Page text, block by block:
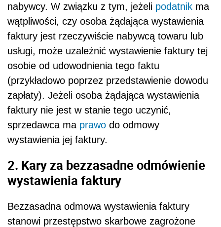
nabywcy. W związku z tym, jeżeli podatnik ma
wątpliwości, czy osoba żądająca wystawienia
faktury jest rzeczywiście nabywcą towaru lub
usługi, może uzależnić wystawienie faktury tej
osobie od udowodnienia tego faktu
(przykładowo poprzez przedstawienie dowodu
zapłaty). Jeżeli osoba żądająca wystawienia
faktury nie jest w stanie tego uczynić,
sprzedawca ma prawo do odmowy
wystawienia jej faktury.
2. Kary za bezzasadne odmówienie
wystawienia faktury
Bezzasadna odmowa wystawienia faktury
stanowi przestępstwo skarbowe zagrożone